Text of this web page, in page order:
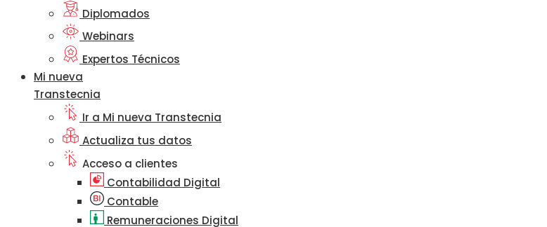
Diplomados
Webinars
Expertos Técnicos
Mi nueva
Transtecnia
Ir a Mi nueva Transtecnia
Actualiza tus datos
Acceso a clientes
Contabilidad Digital
Contable
Remuneraciones Digital